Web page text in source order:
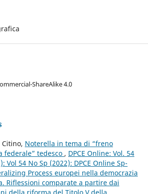
ShareAlike 4.0
Noterella in tema di “freno
federale” tedesco , DPCE Online: Vol. 54
Vol 54 No Sp (2022): DPCE Online Sp-
Process europei nella democrazia
Riflessioni comparate a partire dai